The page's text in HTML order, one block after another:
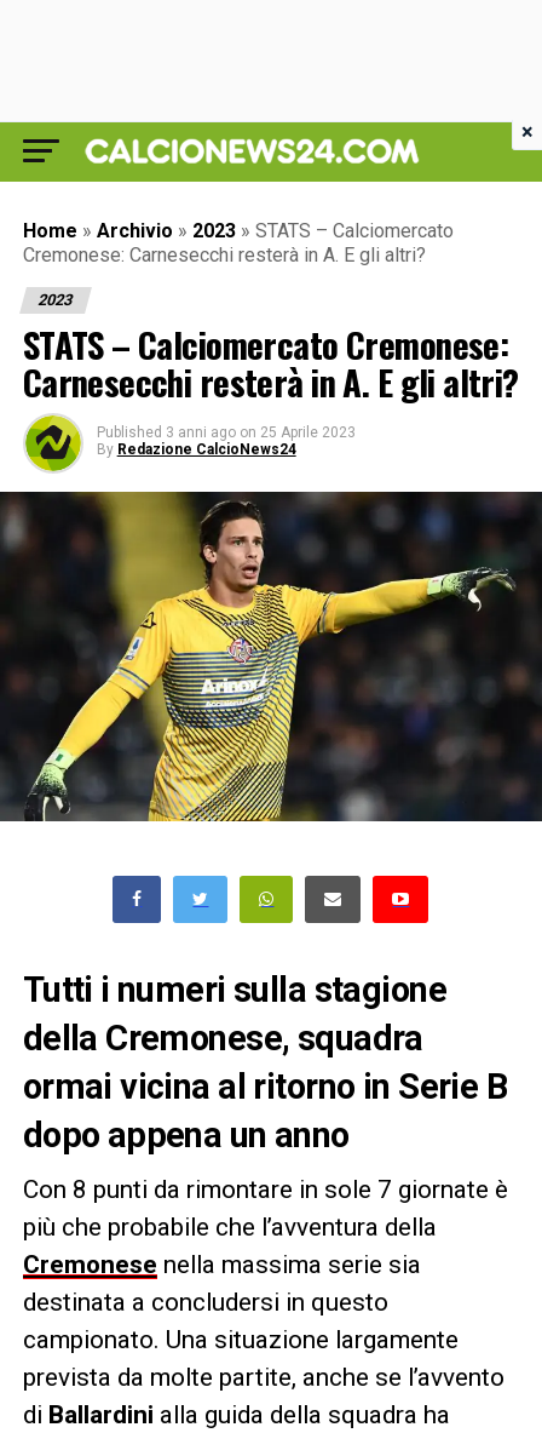
Home » Archivio » 2023 » STATS – Calciomercato
Cremonese: Carnesecchi resterà in A. E gli altri?
2023
STATS – Calciomercato Cremonese:
Carnesecchi resterà in A. E gli altri?
Published 3 anni ago on 25 Aprile 2023
By Redazione CalcioNews24
Tutti i numeri sulla stagione
della Cremonese, squadra
ormai vicina al ritorno in Serie B
dopo appena un anno
Con 8 punti da rimontare in sole 7 giornate è
più che probabile che l’avventura della
Cremonese nella massima serie sia
destinata a concludersi in questo
campionato. Una situazione largamente
prevista da molte partite, anche se l’avvento
di Ballardini alla guida della squadra ha
×